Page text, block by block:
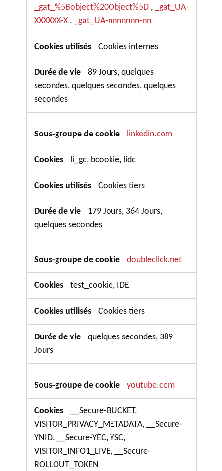
_gat_%5Bobject%20Object%5D ,
_gat_UA-
XXXXXX-X , _gat_UA-nnnnnnn-nn
Cookies internes
89 Jours, quelques
secondes, quelques secondes, quelques
secondes
linkedin.com
li_gc, bcookie, lidc
Cookies tiers
179 Jours, 364 Jours,
quelques secondes
doubleclick.net
test_cookie, IDE
Cookies tiers
quelques secondes, 389
Jours
youtube.com
__Secure-BUCKET,
VISITOR_PRIVACY_METADATA, __Secure-
YNID, __Secure-YEC, YSC,
VISITOR_INFO1_LIVE, __Secure-
ROLLOUT_TOKEN